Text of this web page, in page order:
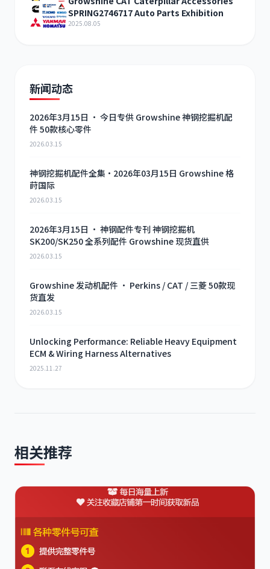
SPRING2746717 Auto Parts Exhibition
2025.08.05
新闻动态
2026年3月15日 · 今日专供 Growshine 神钢挖掘机配
件 50款核心零件
2026.03.15
神钢挖掘机配件全集·2026年03月15日 Growshine 格
莳国际
2026.03.15
2026年3月15日 · 神钢配件专刊 神钢挖掘机
SK200/SK250 全系列配件 Growshine 现货直供
2026.03.15
Growshine 发动机配件 · Perkins / CAT / 三菱 50款现
货直发
2026.03.15
Unlocking Performance: Reliable Heavy Equipment
ECM & Wiring Harness Alternatives
2025.11.27
相关推荐